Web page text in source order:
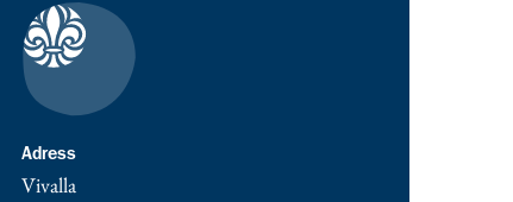
Kontaktuppgifter
Adressadress för Vivalla - var med och starta!
Vivalla